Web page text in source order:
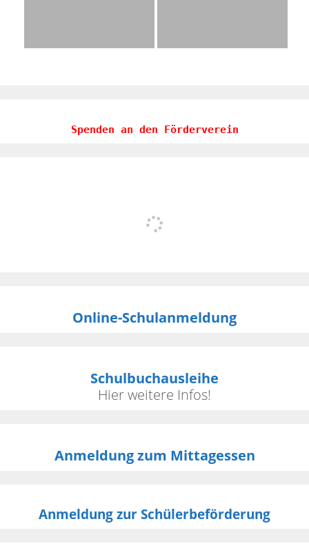
Spenden an den Förderverein
Online-Schulanmeldung
Schulbuchausleihe
Hier weitere Infos!
Anmeldung zum Mittagessen
Anmeldung zur Schülerbeförderung